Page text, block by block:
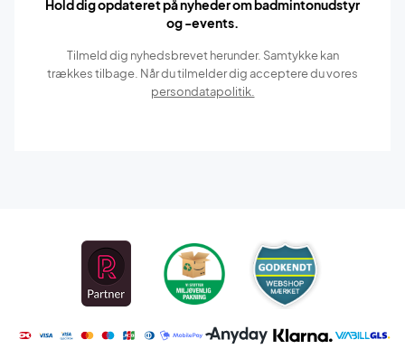
Hold dig opdateret på nyheder om badmintonudstyr
og -events.
Tilmeld dig nyhedsbrevet herunder. Samtykke kan
trækkes tilbage. Når du tilmelder dig acceptere du vores
persondatapolitik.